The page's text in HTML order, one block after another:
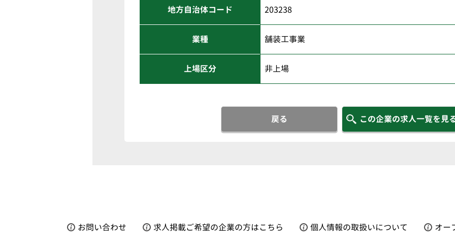
地方自治体コード 203238
業種 舗装工事業
上場区分 非上場
戻る この企業の求人一覧を見
お問い合わせ 求人掲載ご希望の企業の方はこちら 個人情報の取扱いについて オー